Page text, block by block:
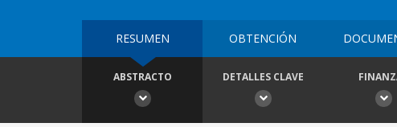
RESUMEN OBTENCIÓN
ABSTRACTO DETALLES CLAVE